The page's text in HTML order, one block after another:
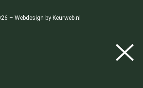
– Webdesign by Keurweb.nl